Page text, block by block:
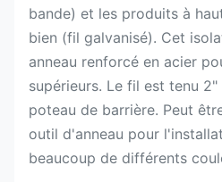
bande) et les produits à
bien (fil galvanisé). Cet
anneau renforcé en acier
supérieurs. Le fil est tenu
poteau de barrière. Peut
outil d'anneau pour
beaucoup de différents